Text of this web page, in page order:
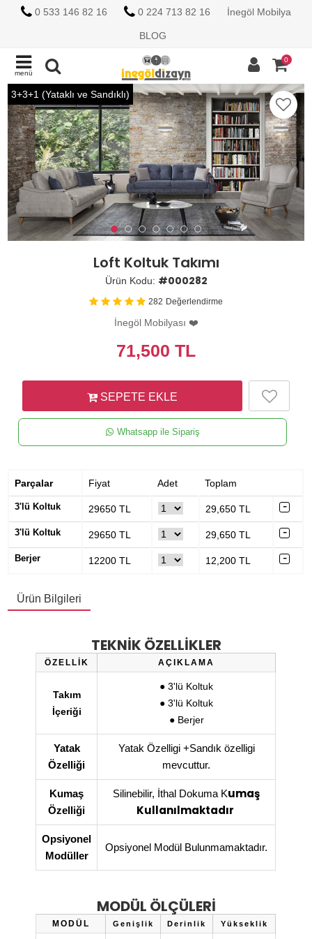
0 533 146 82 16 0 224 713 82 16 İnegöl Mobilya
BLOG
menü
0
3+3+1 (Yataklı ve Sandıklı)
Loft Koltuk Takımı
Ürün Kodu: #000282
282 Değerlendirme
İnegöl Mobilyası ❤️
71,500 TL
SEPETE EKLE
Whatsapp ile Sipariş
Parçalar Fiyat Adet Toplam
3'lü Koltuk 29650 TL 29,650 TL
3'lü Koltuk 29650 TL 29,650 TL
Berjer 12200 TL 12,200 TL
Ürün Bilgileri
TEKNİK ÖZELLİKLER
ÖZELLİK AÇIKLAMA
Takım
İçeriği
● 3'lü Koltuk
● 3'lü Koltuk
● Berjer
Yatak
Özelliği
Yatak Özelligi +Sandık özelligi
mevcuttur.
Kumaş
Özelliği
Silinebilir, İthal Dokuma Kumaş
Kullanılmaktadır
Opsiyonel
Modüller
Opsiyonel Modül Bulunmamaktadır.
MODÜL ÖLÇÜLERİ
MODÜL Genişlik Derinlik Yükseklik